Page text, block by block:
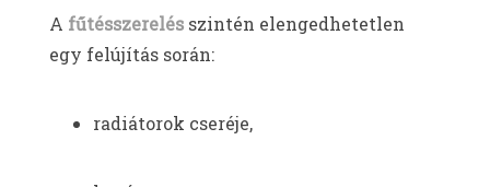
A fűtésszerelés szintén elengedhetetlen
egy felújítás során:
radiátorok cseréje,